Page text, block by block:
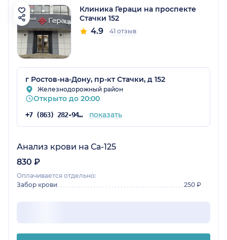
Клиника Гераци на проспекте
Стачки 152
4.9 41 отзыв
г Ростов-на-Дону, пр-кт Стачки, д 152
Железнодорожный район
Открыто до 20:00
+7 (863) 282-94-43 показать
Анализ крови на Са-125
830 ₽
Оплачивается отдельно:
Забор крови
250 ₽